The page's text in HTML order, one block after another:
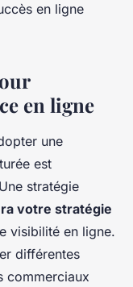
en ligne
en ligne
une
est
stratégie
votre stratégie
visibilité en ligne.
différentes
commerciaux